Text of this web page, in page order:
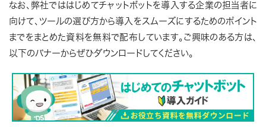
なお、弊社でははじめてチャットボットを導入する企業の担当者に
向けて、ツールの選び方から導入をスムーズにするためのポイント
までをまとめた資料を無料で配布しています。ご興味のある方は、
以下のバナーからぜひダウンロードしてください。